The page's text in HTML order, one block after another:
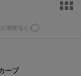
ズ展開なし:◯
ーブ